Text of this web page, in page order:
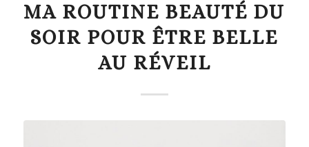
MA ROUTINE BEAUTÉ DU
SOIR POUR ÊTRE BELLE
AU RÉVEIL